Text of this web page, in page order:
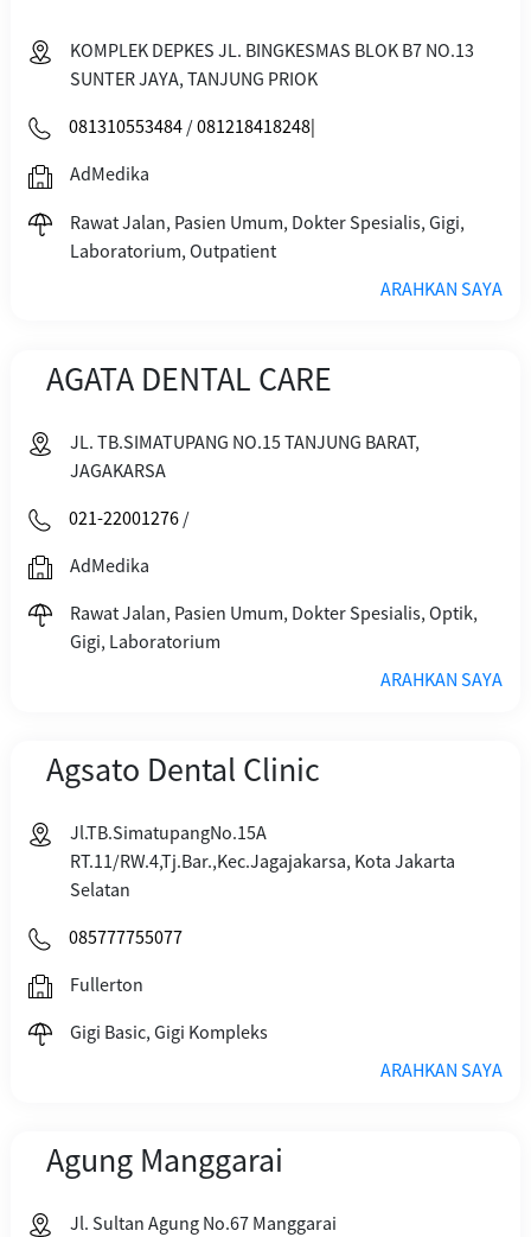
KOMPLEK DEPKES JL. BINGKESMAS BLOK B7 NO.13
SUNTER JAYA, TANJUNG PRIOK
081310553484 /081218418248|
AdMedika
Rawat Jalan, Pasien Umum, Dokter Spesialis, Gigi,
Laboratorium, Outpatient
ARAHKAN SAYA
AGATA DENTAL CARE
JL. TB.SIMATUPANG NO.15 TANJUNG BARAT,
JAGAKARSA
021-22001276 /
AdMedika
Rawat Jalan, Pasien Umum, Dokter Spesialis, Optik,
Gigi, Laboratorium
ARAHKAN SAYA
Agsato Dental Clinic
Jl.TB.SimatupangNo.15A
RT.11/RW.4,Tj.Bar.,Kec.Jagajakarsa, Kota Jakarta
Selatan
085777755077
Fullerton
Gigi Basic, Gigi Kompleks
ARAHKAN SAYA
Agung Manggarai
Jl. Sultan Agung No.67 Manggarai